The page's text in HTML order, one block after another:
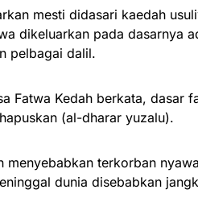
mesti didasari kaedah
dikeluarkan pada dasarnya
pelbagai dalil.
Fatwa Kedah berkata, dasar
(al-dharar yuzalu).
menyebabkan terkorban
dunia disebabkan